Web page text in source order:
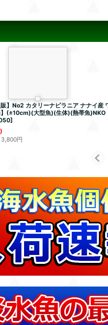
販】No2 カタリーナピラニア ナナイ産
】(±10cm)(大型魚)(生体)(熱帯魚)NKO
]
円